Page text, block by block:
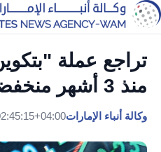
تراجع عملة
منذ 3 أشهر منخفضة 4%
وكالة أنباء الإمارات